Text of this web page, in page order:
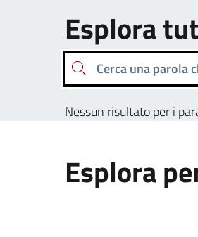
Esplora
Cerca una parola chiave
Nessun risultato per i
Esplora